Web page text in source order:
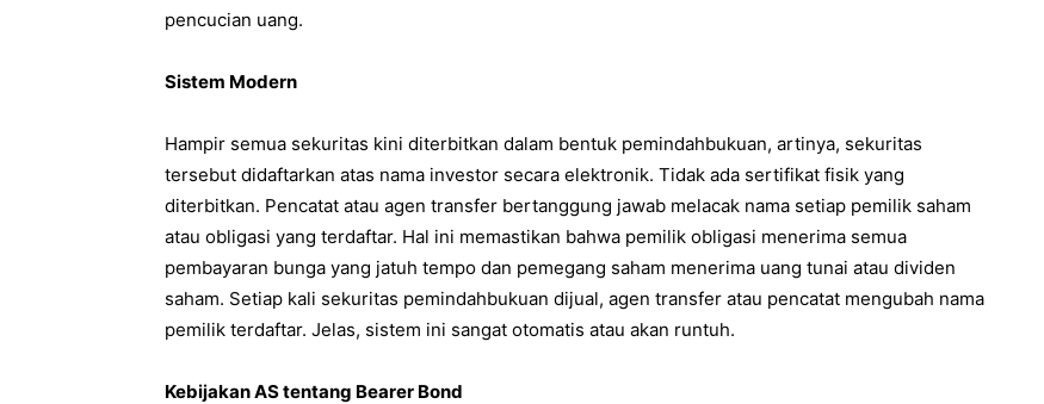
pencucian uang.
Sistem Modern
Hampir semua sekuritas kini diterbitkan dalam bentuk pemindahbukuan, artinya, sekuritas
tersebut didaftarkan atas nama investor secara elektronik. Tidak ada sertifikat fisik yang
diterbitkan. Pencatat atau agen transfer bertanggung jawab melacak nama setiap pemilik saham
atau obligasi yang terdaftar. Hal ini memastikan bahwa pemilik obligasi menerima semua
pembayaran bunga yang jatuh tempo dan pemegang saham menerima uang tunai atau dividen
saham. Setiap kali sekuritas pemindahbukuan dijual, agen transfer atau pencatat mengubah nama
pemilik terdaftar. Jelas, sistem ini sangat otomatis atau akan runtuh.
Kebijakan AS tentang Bearer Bond